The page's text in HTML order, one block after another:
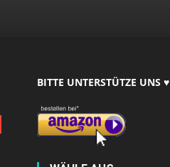
BITTE UNTERSTÜTZE UNS ♥